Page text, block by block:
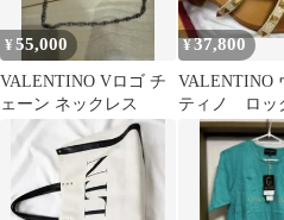
¥55,000
VALENTINO Vロゴ チ
ェーン ネックレス
¥37,800
VALENTINO
ティノ ロッ
ズ サンダル